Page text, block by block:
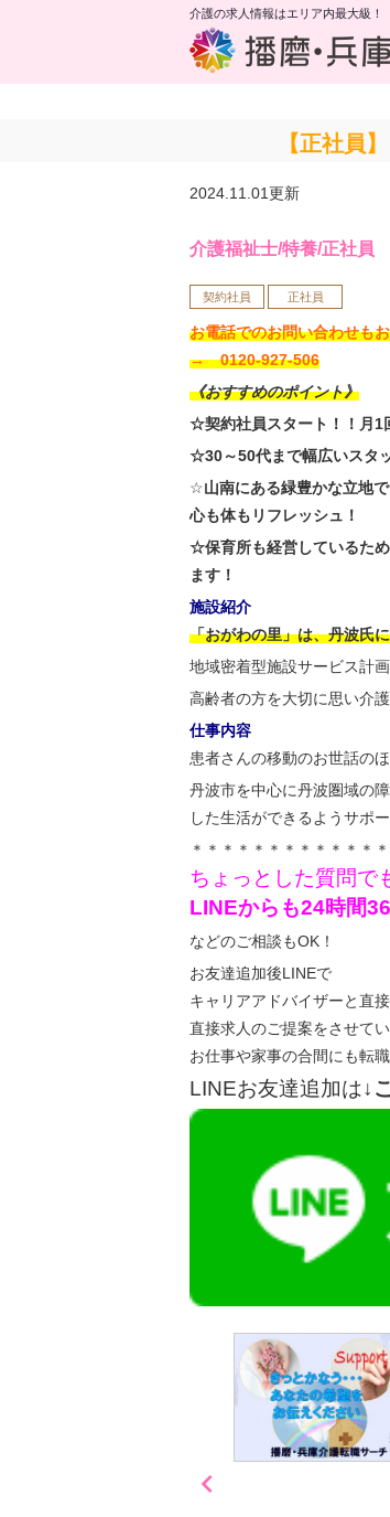
介護の求人情報はエリア内最大級！
【正社員
2024.11.01更新
介護福祉士/特養/正社員
契約社員 正社員
お電話でのお問い合わせも
→ 0120-927-506
《おすすめのポイント》
☆契約社員スタート！！月1
☆30～50代まで幅広いスタ
☆山南にある緑豊かな立地
心も体もリフレッシュ！
☆保育所も経営しているた
ます！
施設紹介
「おがわの里」は、丹波氏
地域密着型施設サービス計
高齢者の方を大切に思い介
仕事内容
患者さんの移動のお世話の
丹波市を中心に丹波圏域の
した生活ができるようサポー
＊＊＊＊＊＊＊＊＊＊＊＊
ちょっとした質問で
LINEからも24時間
などのご相談もOK！
お友達追加後LINEで
キャリアアドバイザーと直
直接求人のご提案をさせて
お仕事や家事の合間にも転
LINEお友達追加は↓
